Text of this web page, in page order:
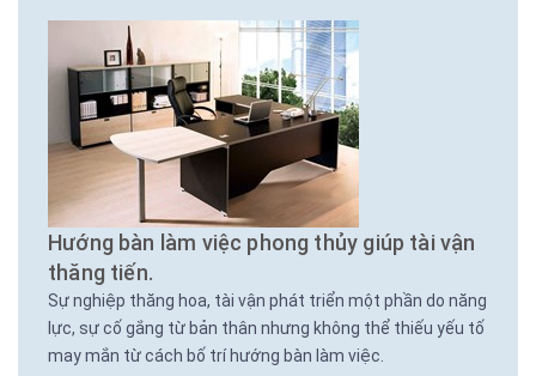
Hướng bàn làm việc phong thủy giúp tài vận
thăng tiến.
Sự nghiệp thăng hoa, tài vận phát triển một phần do năng
lực, sự cố gắng từ bản thân nhưng không thể thiếu yếu tố
may mắn từ cách bố trí hướng bàn làm việc.